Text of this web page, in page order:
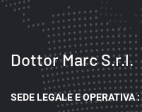
Dottor Marc S.r.l.
SEDE LEGALE E OPERATIVA: